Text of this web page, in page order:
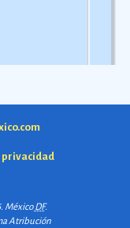
privacidad
MéxicoDF.
Atribución